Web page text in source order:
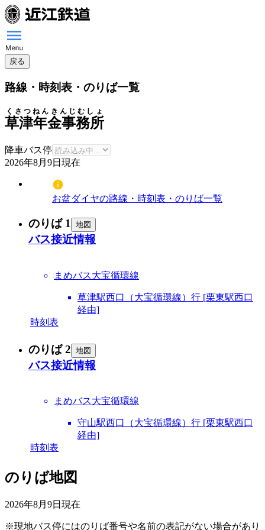
戻る
路線・時刻表・のりば一覧
草津年金事務所
くさつねんきんじむしょ
降車バス停
2026年8月9日 現在
お盆ダイヤの路線・時刻表・のりば一覧
のりば 1 地図
バス接近情報
まめバス大宝循環線
草津駅西口（大宝循環線）行 [栗東駅西口
経由]
時刻表
のりば 2 地図
バス接近情報
まめバス大宝循環線
守山駅西口（大宝循環線）行 [栗東駅西口
経由]
時刻表
のりば地図
2026年8月9日 現在
※現地バス停にはのりば番号や名前の表記がない場合があり